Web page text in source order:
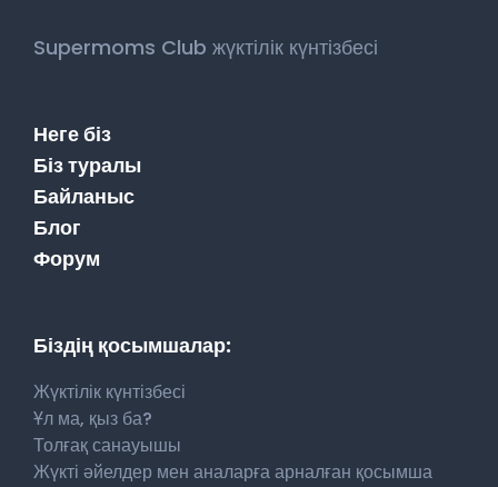
Supermoms Club жүктілік күнтізбесі
Неге біз
Біз туралы
Байланыс
Блог
Форум
Біздің қосымшалар:
Жүктілік күнтізбесі
Ұл ма, қыз ба?
Толғақ санауышы
Жүкті әйелдер мен аналарға арналған қосымша